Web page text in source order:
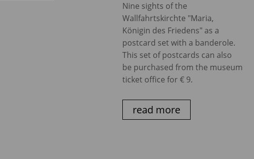
Nine sights of the
Wallfahrtskirchte "Maria,
Königin des Friedens" as a
postcard set with a banderole.
This set of postcards can also
be purchased from the museum
ticket office for € 9.
read more